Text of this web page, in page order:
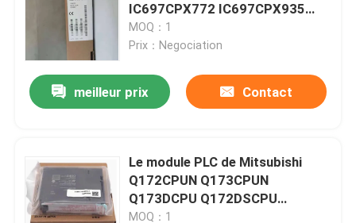
Contactez-nous
Demandez une citation
Servomoteur industriel
Commandes servo industrielles
Amplificateur servo à C.A.
IC697CPX772 IC697CPX935
IC697CGR935
MOQ：1
Prix：Negociation
meilleur prix Contact
Le module PLC de Mitsubishi
Q172CPUN Q173CPUN
Q173DCPU Q172DSCPU
Q173DSCPU
MOQ：1